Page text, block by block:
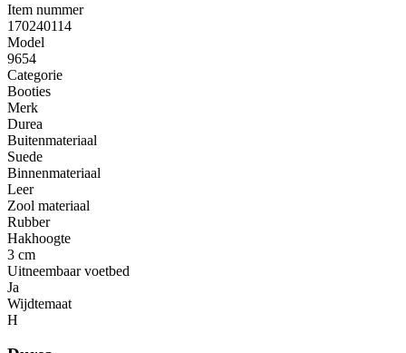
Item nummer
170240114
Model
9654
Categorie
Booties
Merk
Durea
Buitenmateriaal
Suede
Binnenmateriaal
Leer
Zool materiaal
Rubber
Hakhoogte
3 cm
Uitneembaar voetbed
Ja
Wijdtemaat
H